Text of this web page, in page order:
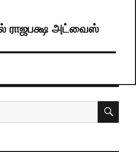
ராஜபக்ஷ அட்வைஸ்